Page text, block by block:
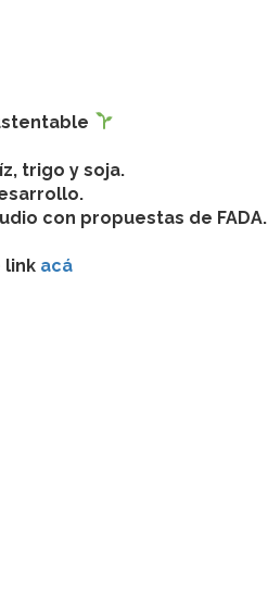
trigo y soja.
con propuestas de FADA.
link acá